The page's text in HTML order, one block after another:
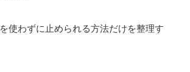
使わずに止められる方法だけを整理す